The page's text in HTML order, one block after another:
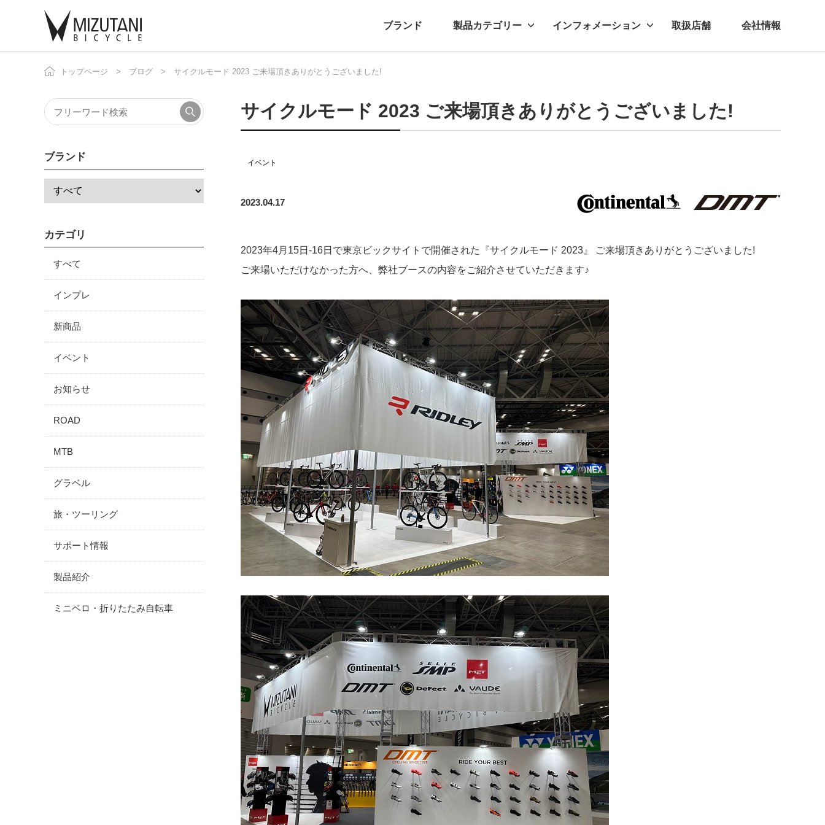
ブランド 製品カテゴリー
自転車 自転車パーツ
インフォメーション
ニュース プレスリリース
取扱店舗 会社情報
トップページ ブログ サイクルモード 2023 ご来場頂きありがとうございました!
サイクルモード 2023 ご来場頂きありがとうございました!
イベント
2023.04.17
2023年4月15日-16日で東京ビックサイトで開催された『サイクルモード 2023』 ご来場頂きありがとうございました!
ご来場いただけなかった方へ、弊社ブースの内容をご紹介させていただきます♪
ブランド
カテゴリ
すべて
インプレ
新商品
イベント
お知らせ
ROAD
MTB
グラベル
旅・ツーリング
サポート情報
製品紹介
ミニベロ・折りたたみ自転車